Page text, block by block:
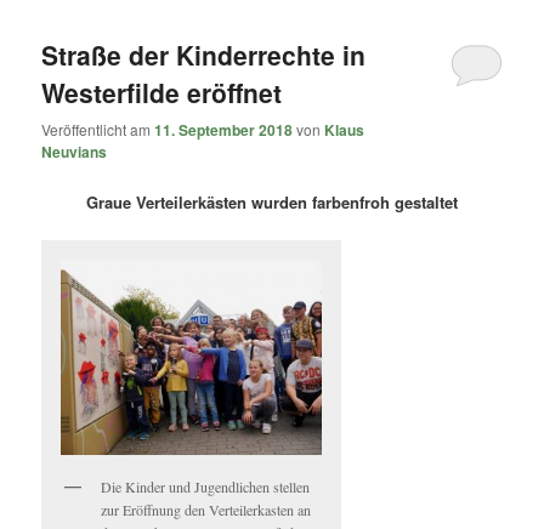
Straße der Kinderrechte in
Westerfilde eröffnet
Veröffentlicht am11. September 2018von Klaus
Neuvians
Graue Verteilerkästen wurden farbenfroh gestaltet
Die Kinder und Jugendlichen stellen
zur Eröffnung den Verteilerkasten an